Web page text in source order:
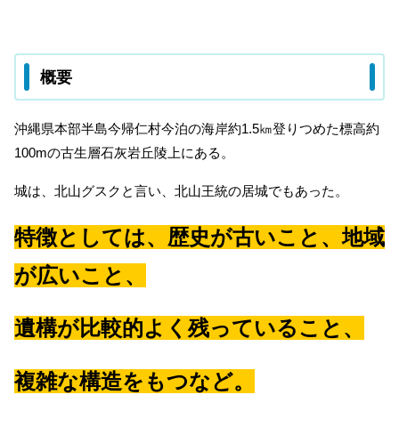
概要
沖縄県本部半島今帰仁村今泊の海岸約1.5㎞登りつめた標高約
100mの古生層石灰岩丘陵上にある。
城は、北山グスクと言い、北山王統の居城でもあった。
特徴としては、歴史が古いこと、地域
が広いこと、
遺構が比較的よく残っていること、
複雑な構造をもつなど。